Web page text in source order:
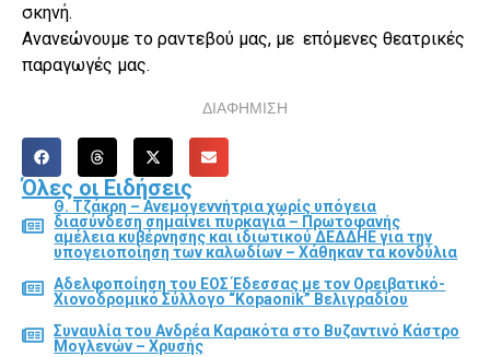
σκηνή.
Ανανεώνουμε το ραντεβού μας, με επόμενες θεατρικές
παραγωγές μας.
ΔΙΑΦΗΜΙΣΗ
Όλες οι Ειδήσεις
Θ. Τζάκρη – Ανεμογεννήτρια χωρίς υπόγεια
διασύνδεση σημαίνει πυρκαγιά – Πρωτοφανής
αμέλεια κυβέρνησης και ιδιωτικού ΔΕΔΔΗΕ για την
υπογειοποίηση των καλωδίων – Χάθηκαν τα κονδύλια
Αδελφοποίηση του ΕΟΣ Έδεσσας με τον Ορειβατικό-
Χιονοδρομικό Σύλλογο “Kopaonik” Βελιγραδίου
Συναυλία του Ανδρέα Καρακότα στο Βυζαντινό Κάστρο
Μογλενών – Χρυσής